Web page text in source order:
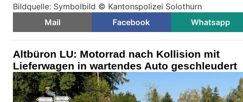
Bildquelle: Symbolbild © Kantonspolizei Solothurn
Mail
Facebook Whatsapp
Altbüron LU: Motorrad nach Kollision mit
Lieferwagen in wartendes Auto geschleudert